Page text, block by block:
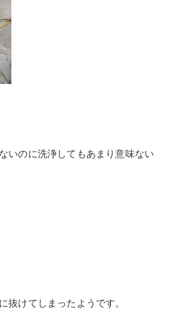
いのに洗浄してもあまり意味ない
抜けてしまったようです。